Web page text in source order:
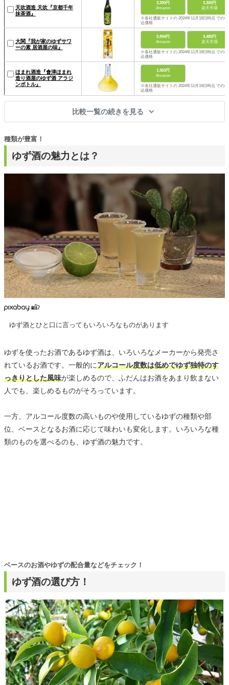
天吹酒造 天吹『京都千年
抹茶酒』
3,300円
Amazon
3,300円
楽天市場
※各社通販サイトの 2024年11月19日時点 での税
込価格
大関『我が家のゆずサワ
ーの素 居酒屋の味』
5,994円
Amazon
3,480円
楽天市場
※各社通販サイトの 2024年11月19日時点 での税
込価格
ほまれ酒造『會津ほまれ
造り酒屋のゆず酒 アラジ
ンボトル』
1,363円
Amazon
※各社通販サイトの 2024年11月19日時点 での税
込価格
比較一覧の続きを見る
ゆず酒の魅力とは？
種類が豊富！
ゆず酒とひと口に言ってもいろいろなものがあります
ゆずを使ったお酒であるゆず酒は、いろいろなメーカーから発売さ
れているお酒です。一般的にアルコール度数は低めでゆず独特のす
っきりとした風味が楽しめるので、ふだんはお酒をあまり飲まない
人でも、楽しめるものがそろっています。
一方、アルコール度数の高いものや使用しているゆずの種類や部
位、ベースとなるお酒に応じて味わいも変化します。いろいろな種
類のものを選べるのも、ゆず酒の魅力です。
ゆず酒の選び方！
ベースのお酒やゆずの配合量などをチェック！